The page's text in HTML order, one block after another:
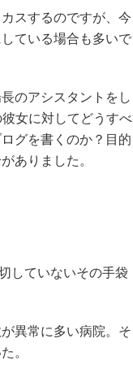
スするのですが、今
ている場合も多いで
のアシスタントをし
女に対してどうすべ
グを書くのか？目的
ありました。
していないその手袋
異常に多い病院。そ
。